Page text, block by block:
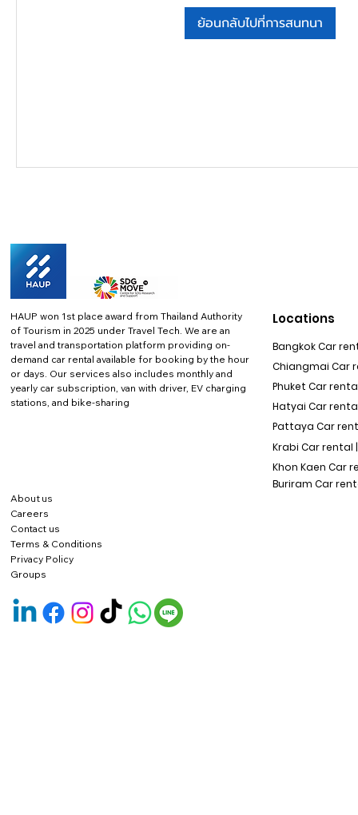
ย้อนกลับไปที่การสนทนา
HAUP won 1st place award from Thailand Authority
of Tourism in 2025 under Travel Tech. We are an
travel and transportation platform providing on-
demand car rental available for booking by the hour
or days. Our services also includes monthly and
yearly car subscription, van with driver, EV charging
stations, and bike-sharing
About us
Careers
Contact us
Terms & Conditions
Privacy Policy
Locations
Bangkok Car
Chiangmai Car
Phuket Car rental
Hatyai Car
Pattaya Car
Krabi Car rental |
Khon Kaen Car
Buriram Car
Groups